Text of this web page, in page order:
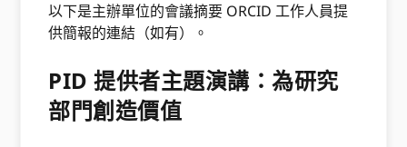
以下是主辦單位的會議摘要 ORCID 工作人員提
供簡報的連結（如有）。
PID 提供者主題演講：為研究
部門創造價值